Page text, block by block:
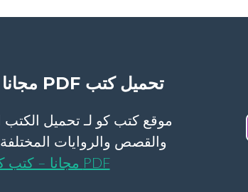
تحميل كتب PDF مجانا – كتب كو
والقصص والروايات المختلفة
PDF مجانا – كتب كو